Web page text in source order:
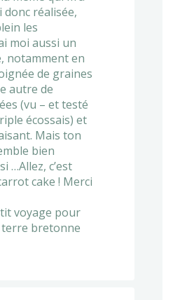
donc réalisée,
les
moi aussi un
notamment en
de graines
autre de
(vu – et testé
écossais) et
Mais ton
bien
…Allez, c’est
cake ! Merci
voyage pour
terre bretonne